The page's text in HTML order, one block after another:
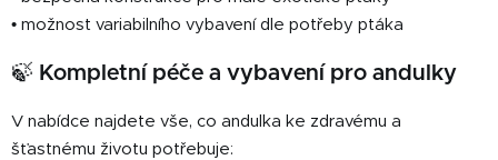
• možnost variabilního vybavení dle potřeby ptáka
🍃 Kompletní péče a vybavení pro andulky
V nabídce najdete vše, co andulka ke zdravému a
šťastnému životu potřebuje: